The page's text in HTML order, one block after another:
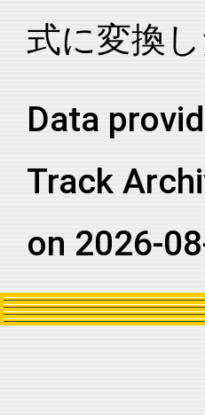
2025209N12220 2025
式に変換
Data
Track
on 2026-